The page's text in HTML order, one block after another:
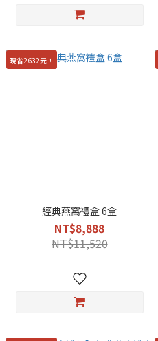
現省2632元！
經典燕窩禮盒 6盒
NT$8,888
NT$11,520